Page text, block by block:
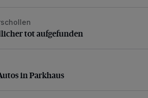
tot aufgefunden
tot aufgefunden
in Parkhaus
in Parkhaus